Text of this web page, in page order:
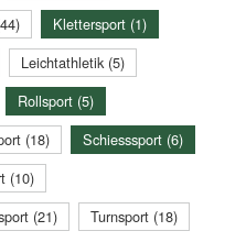
Klettersport (1)
Leichtathletik (5)
Rollsport (5)
(18)
Schiesssport (6)
(10)
(21)
Turnsport (18)